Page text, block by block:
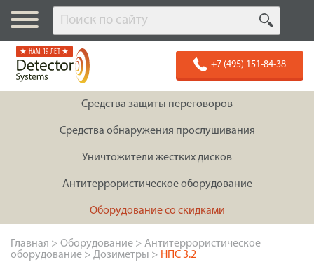
★ НАМ 19 ЛЕТ ★
+7 (495) 151-84-38
Средства защиты переговоров
Средства обнаружения прослушивания
Уничтожители жестких дисков
Антитеррористическое оборудование
Оборудование со скидками
Главная > Оборудование > Антитеррористическое
оборудование > Дозиметры > НПС 3.2